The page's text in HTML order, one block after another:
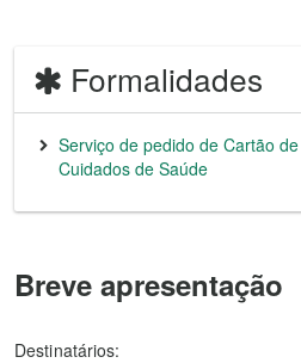
Formalidades
Serviço de pedido de Cartão
Cuidados de Saúde
Breve apresentação
Destinatários: